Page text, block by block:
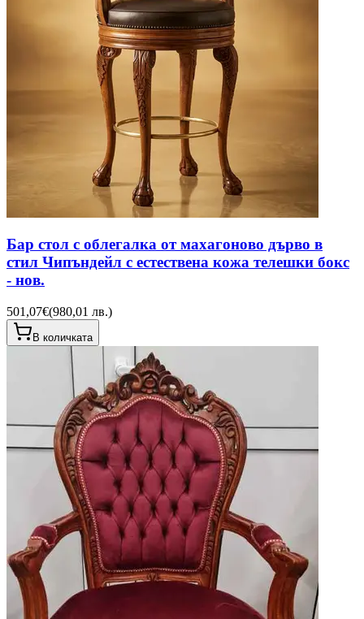
Бар стол с облегалка от махагоново дърво в
стил Чипъндейл с естествена кожа телешки бокс
- нов.
501,07€(980,01 лв.)
В количката